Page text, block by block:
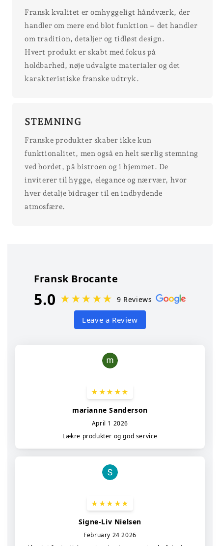
Fransk kvalitet er omhyggeligt håndværk, der
handler om mere end blot funktion – det handler
om tradition, detaljer og tidløst design.
Hvert produkt er skabt med fokus på
holdbarhed, nøje udvalgte materialer og det
karakteristiske franske udtryk.
STEMNING
Franske produkter skaber ikke kun
funktionalitet, men også en helt særlig stemning
ved bordet, på bistroen og i hjemmet. De
inviterer til hygge, elegance og nærvær, hvor
hver detalje bidrager til en indbydende
atmosfære.